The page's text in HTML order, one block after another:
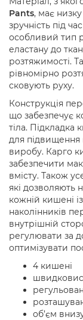
Pants, має
зручність під
особливий тип
еластану до
розтяжимості.
рівномірно
сковують руху.
Конструкція
що забезпечує
тіла. Підкладка
для підвищення
виробу. Карго
забезпечити
вмісту. Також
які дозволяють
кожній кишені
наколінників
внутрішній
регулювати за
оптимізувати
4 кишені
об’єм